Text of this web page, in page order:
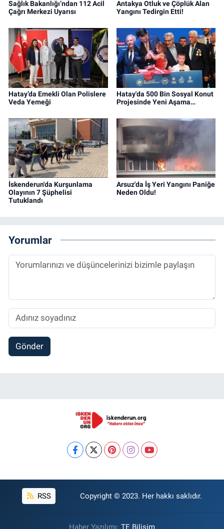
Sağlık Bakanlığı’ndan 112 Acil
Çağrı Merkezi Uyarısı
Antakya Otluk ve Çöplük Alan
Yangını Tedirgin Etti!
Hatay’da Emekli Olan Polislere
Veda Yemeği
Hatay'da 500 Bin Sosyal Konut
Projesinde Yeni Aşama…
İskenderun'da Kurşunlama
Olayının 7 Şüphelisi
Tutuklandı
Arsuz'da İş Yeri Yangını Paniğe
Neden Oldu!
Yorumlar
Gönder
RSS Copyright © 2023. Her hakkı saklıdır.
Haber Yazılımı: TE Bilişim